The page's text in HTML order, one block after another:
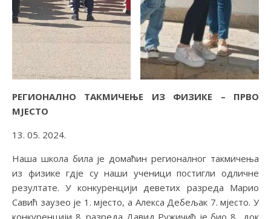
РЕГИОНАЛНО ТАКМИЧЕЊЕ ИЗ ФИЗИКЕ – ПРВО
МЈЕСТО
13. 05. 2024.
Наша школа била је домаћин регионалног такмичења
из физике гдје су наши ученици постигли одличне
резултате. У конкуренцији деветих разреда Марио
Савић заузео је 1. мјесто, а Алекса Дебељак 7. мјесто. У